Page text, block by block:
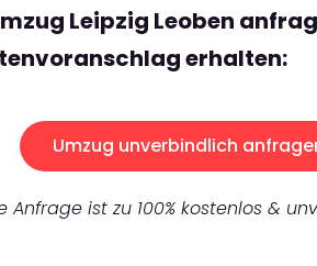
Leipzig Leoben
erhalten:
Umzug unverbindlich
Anfrage ist zu 100% kostenlos &